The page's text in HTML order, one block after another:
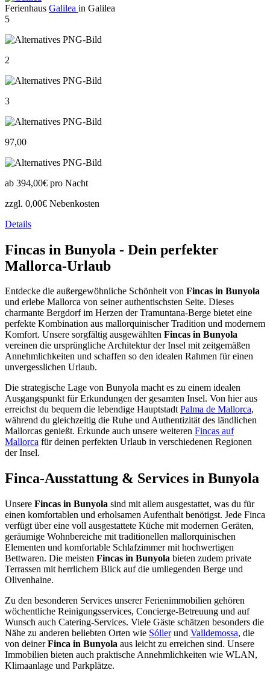
Ferienhaus Galilea in Galilea
5
2
3
97,00
ab 394,00€ pro Nacht
zzgl. 0,00€ Nebenkosten
Details
Fincas in Bunyola - Dein perfekter
Mallorca-Urlaub
Entdecke die außergewöhnliche Schönheit von Fincas in Bunyola
und erlebe Mallorca von seiner authentischsten Seite. Dieses
charmante Bergdorf im Herzen der Tramuntana-Berge bietet eine
perfekte Kombination aus mallorquinischer Tradition und modernem
Komfort. Unsere sorgfältig ausgewählten Fincas in Bunyola
vereinen die ursprüngliche Architektur der Insel mit zeitgemäßen
Annehmlichkeiten und schaffen so den idealen Rahmen für einen
unvergesslichen Urlaub.
Die strategische Lage von Bunyola macht es zu einem idealen
Ausgangspunkt für Erkundungen der gesamten Insel. Von hier aus
erreichst du bequem die lebendige HauptstadtPalma de Mallorca,
während du gleichzeitig die Ruhe und Authentizität des ländlichen
Mallorcas genießt. Erkunde auch unsere weiteren Fincas auf
Mallorca für deinen perfekten Urlaub in verschiedenen Regionen
der Insel.
Finca-Ausstattung & Services in Bunyola
Unsere Fincas in Bunyola sind mit allem ausgestattet, was du für
einen komfortablen und erholsamen Aufenthalt benötigst. Jede Finca
verfügt über eine voll ausgestattete Küche mit modernen Geräten,
geräumige Wohnbereiche mit traditionellen mallorquinischen
Elementen und komfortable Schlafzimmer mit hochwertigen
Bettwaren. Die meisten Fincas in Bunyola bieten zudem private
Terrassen mit herrlichem Blick auf die umliegenden Berge und
Olivenhaine.
Zu den besonderen Services unserer Ferienimmobilien gehören
wöchentliche Reinigungsservices, Concierge-Betreuung und auf
Wunsch auch Catering-Services. Viele Gäste schätzen besonders die
Nähe zu anderen beliebten Orten wie Sóllerund Valldemossa, die
von deinerFinca in Bunyola aus leicht zu erreichen sind. Unsere
Immobilien bieten auch praktische Annehmlichkeiten wie WLAN,
Klimaanlage und Parkplätze.